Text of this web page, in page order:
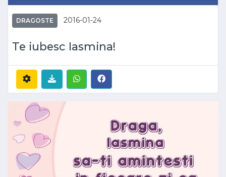
DRAGOSTE 2016-01-24
Te iubesc Iasmina!